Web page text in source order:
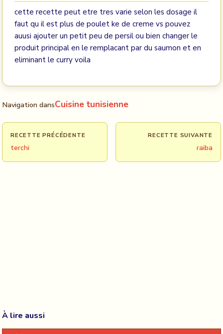
cette recette peut etre tres varie selon les dosage il
faut qu il est plus de poulet ke de creme vs pouvez
auusi ajouter un petit peu de persil ou bien changer le
produit principal en le remplacant par du saumon et en
eliminant le curry voila
Navigation dansCuisine tunisienne
RECETTE PRÉCÉDENTE
terchi
RECETTE SUIVANTE
raiba
À lire aussi